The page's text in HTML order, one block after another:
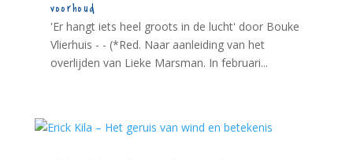
voorhoud
'Er hangt iets heel groots in de lucht' door Bouke
Vlierhuis - - (*Red. Naar aanleiding van het
overlijden van Lieke Marsman. In februari...